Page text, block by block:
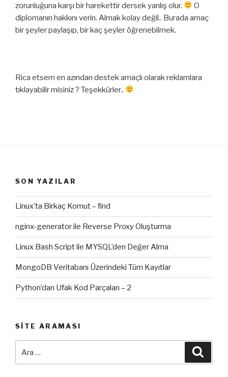
zorunluğuna karşı bir harekettir dersek yanlış olur.
O
diplomanın hakkını verin. Almak kolay değil.. Burada amaç
bir şeyler paylaşıp, bir kaç şeyler öğrenebilmek.
Rica etsem en azından destek amaçlı olarak reklamlara
tıklayabilir misiniz ? Teşekkürler..
SON YAZILAR
Linux’ta Birkaç Komut – find
nginx-generator ile Reverse Proxy Oluşturma
Linux Bash Script ile MYSQL’den Değer Alma
MongoDB Veritabanı Üzerindeki Tüm Kayıtlar
Python’dan Ufak Kod Parçaları – 2
SITE ARAMASI